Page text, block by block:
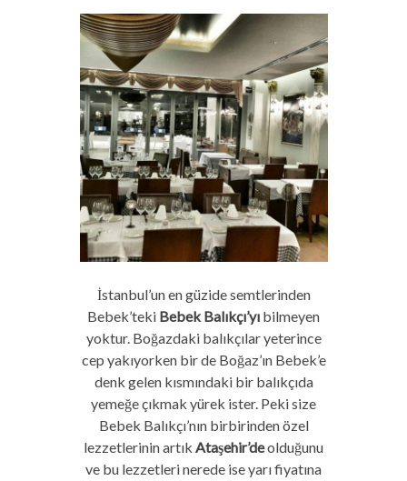
İstanbul’un en güzide semtlerinden
Bebek’teki Bebek Balıkçı’yı bilmeyen
yoktur. Boğazdaki balıkçılar yeterince
cep yakıyorken bir de Boğaz’ın Bebek’e
denk gelen kısmındaki bir balıkçıda
yemeğe çıkmak yürek ister. Peki size
Bebek Balıkçı’nın birbirinden özel
lezzetlerinin artık Ataşehir’deolduğunu
ve bu lezzetleri nerede ise yarı fiyatına